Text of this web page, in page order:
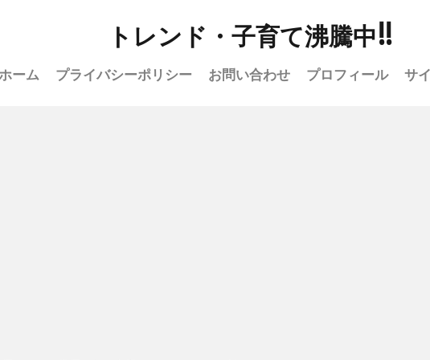
トレンド・子育て沸騰中!!
ーム プライバシーポリシー お問い合わせ プロフィール サ